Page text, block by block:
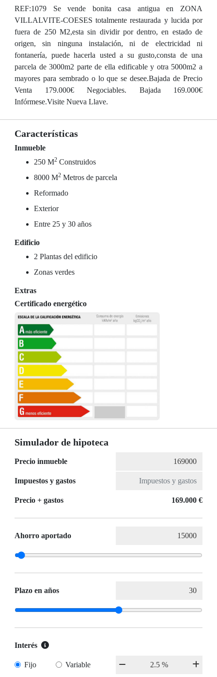
REF:1079 Se vende bonita casa antigua en ZONA
VILLALVITE-COESES totalmente restaurada y lucida por
fuera de 250 M2,esta sin dividir por dentro, en estado de
origen, sin ninguna instalación, ni de electricidad ni
fontanería, puede hacerla usted a su gusto,consta de una
parcela de 3000m2 parte de ella edificable y otra 5000m2 a
mayores para sembrado o lo que se desee.Bajada de Precio
Venta 179.000€ Negociables. Bajada 169.000€
Infórmese.Visite Nueva Llave.
Características
Inmueble
250 M2 Construidos
8000 M2 Metros de parcela
Reformado
Exterior
Entre 25 y 30 años
Edificio
2 Plantas del edificio
Zonas verdes
Extras
Certificado energético
Simulador de hipoteca
Precio inmueble
Impuestos y gastos
Precio + gastos 169.000 €
Ahorro aportado
Plazo en años
Interés
Fijo Variable